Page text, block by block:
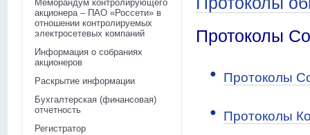
Меморандум контролирующего
акционера – ПАО «Россети» в
отношении контролируемых
электросетевых компаний
Информация о собраниях
акционеров
Раскрытие информации
Бухгалтерская (финансовая)
отчетность
Регистратор
Протоколы
Протоколы
Протоколы